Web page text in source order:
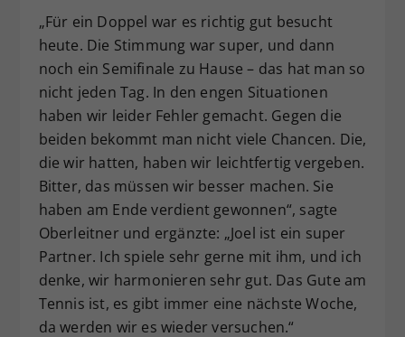
„Für ein Doppel war es richtig gut besucht
heute. Die Stimmung war super, und dann
noch ein Semifinale zu Hause – das hat man so
nicht jeden Tag. In den engen Situationen
haben wir leider Fehler gemacht. Gegen die
beiden bekommt man nicht viele Chancen. Die,
die wir hatten, haben wir leichtfertig vergeben.
Bitter, das müssen wir besser machen. Sie
haben am Ende verdient gewonnen“, sagte
Oberleitner und ergänzte: „Joel ist ein super
Partner. Ich spiele sehr gerne mit ihm, und ich
denke, wir harmonieren sehr gut. Das Gute am
Tennis ist, es gibt immer eine nächste Woche,
da werden wir es wieder versuchen.“